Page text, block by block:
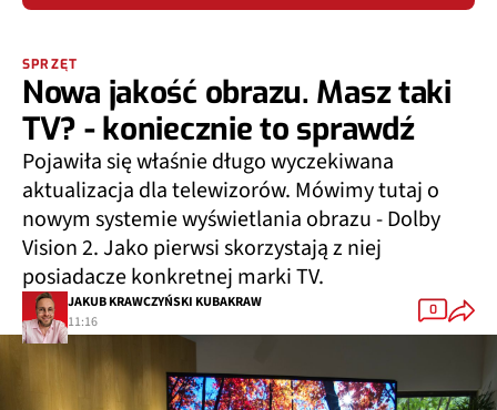
SPRZĘT
Nowa jakość obrazu. Masz taki
TV? - koniecznie to sprawdź
Pojawiła się właśnie długo wyczekiwana
aktualizacja dla telewizorów. Mówimy tutaj o
nowym systemie wyświetlania obrazu - Dolby
Vision 2. Jako pierwsi skorzystają z niej
posiadacze konkretnej marki TV.
JAKUB KRAWCZYŃSKI KUBAKRAW
11:16
0